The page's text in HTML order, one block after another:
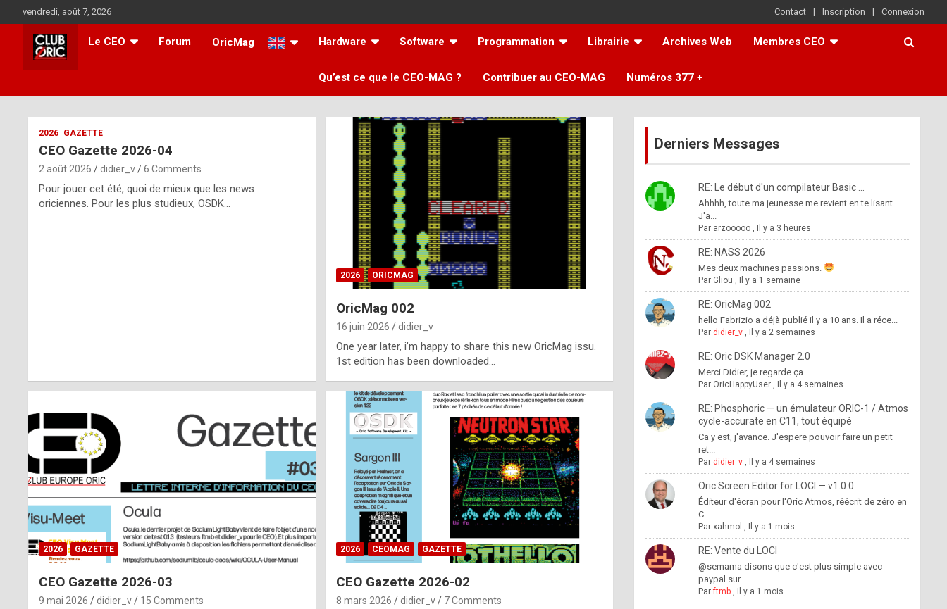
to
content
vendredi, août 7, 2026 Contact Inscription Connexion
Le CEO Forum OricMag Hardware Software Programmation Librairie Archives Web Membres CEO
Qu’est ce que le CEO-MAG ? Contribuer au CEO-MAG Numéros 377 +
ff
2026 GAZETTE
CEO Gazette 2026-04
2 août 2026 didier_v 6 Comments
Pour jouer cet été, quoi de mieux que les news
oriciennes. Pour les plus studieux, OSDK…
2026 ORICMAG
OricMag 002
16 juin 2026 didier_v
One year later, i’m happy to share this new OricMag issu.
1st edition has been downloaded…
2026 GAZETTE
CEO Gazette 2026-03
9 mai 2026 didier_v 15 Comments
2026 CEOMAG GAZETTE
CEO Gazette 2026-02
8 mars 2026 didier_v 7 Comments
Derniers Messages
RE: Le début d'un compilateur Basic ...
Ahhhh, toute ma jeunesse me revient en te lisant.
J'a...
Par arzooooo, Il y a 3 heures
RE: NASS 2026
Mes deux machines passions.
Par Gliou , Il y a 1 semaine
RE: OricMag 002
hello Fabrizio a déjà publié il y a 10 ans. Il a réce...
Par didier_v, Il y a 2 semaines
RE: Oric DSK Manager 2.0
Merci Didier, je regarde ça.
Par OricHappyUser, Il y a 4 semaines
RE: Phosphoric — un émulateur ORIC-1 / Atmos
cycle-accurate en C11, tout équipé
Ca y est, j'avance. J'espere pouvoir faire un petit
ret...
Par didier_v, Il y a 4 semaines
Oric Screen Editor for LOCI — v1.0.0
Éditeur d'écran pour l'Oric Atmos, réécrit de zéro en
C...
Par xahmol , Il y a 1 mois
RE: Vente du LOCI
@semama disons que c'est plus simple avec
paypal sur ...
Parftmb, Il y a 1 mois